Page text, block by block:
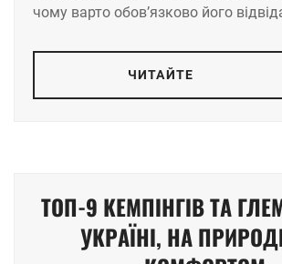
чому варто обов’язково його
ЧИТАЙТЕ
ТОП-9 КЕМПІНГІВ ТА
УКРАЇНІ, НА